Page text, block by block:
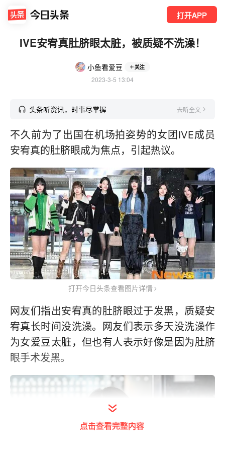
打开APP
IVE安宥真肚脐眼太脏，被质疑不洗澡！
小鱼看爱豆 关注
2023-3-5 13:04
头条听资讯，时事尽掌握 去听全文
不久前为了出国在机场拍姿势的女团IVE成员
安宥真的肚脐眼成为焦点，引起热议。
打开今日头条查看图片详情
网友们指出安宥真的肚脐眼过于发黑，质疑安
宥真长时间没洗澡。网友们表示多天没洗澡作
为女爱豆太脏，但也有人表示好像是因为肚脐
眼手术发黑。
点击查看完整内容